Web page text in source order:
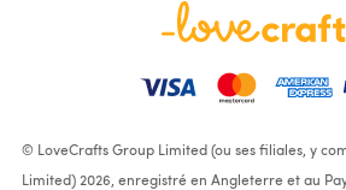
© LoveCrafts Group Limited (ou ses filiales, y
Limited) 2026, enregistré en Angleterre et au